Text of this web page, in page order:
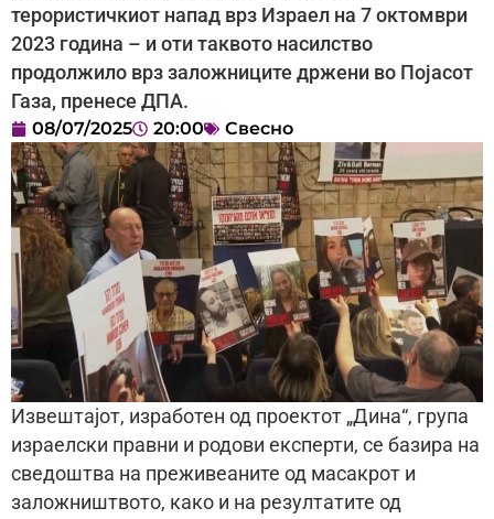
терористичкиот напад врз Израел на 7 октомври
2023 година – и оти таквото насилство
продолжило врз заложниците држени во Појасот
Газа, пренесе ДПА.
08/07/2025 20:00 Свесно
Извештајот, изработен од проектот „Дина“, група
израелски правни и родови експерти, се базира на
сведоштва на преживеаните од масакрот и
заложништвото, како и на резултатите од